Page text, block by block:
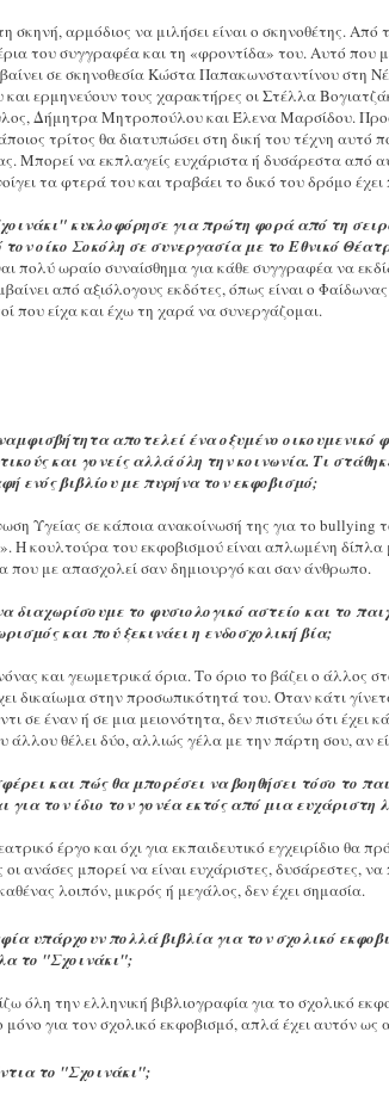
σκηνή, αρμόδιος να μιλήσει είναι ο σκηνοθέτης. Από
του συγγραφέα και τη «φροντίδα» του. Αυτό που
σε σκηνοθεσία Κώστα Παπακωνσταντίνου στη
και ερμηνεύουν τους χαρακτήρες οι Στέλλα
Δήμητρα Μητροπούλου και Έλενα Μαρσίδου.
τρίτος θα διατυπώσει στη δική του τέχνη
Μπορεί να εκπλαγείς ευχάριστα ή δυσάρεστα από
τα φτερά του και τραβάει το δικό του δρόμο
κυκλοφόρησε για πρώτη φορά από τη
οίκο Σοκόλη σε συνεργασία με το Εθνικό
πολύ ωραίο συναίσθημα για κάθε συγγραφέα να
από αξιόλογους εκδότες, όπως είναι ο
που είχα και έχω τη χαρά να συνεργάζομαι.
αποτελεί ένα οξυμένο οικουμενικό
και γονείς αλλά όλη την κοινωνία. Τι
ενός βιβλίου με πυρήνα τον εκφοβισμό;
Υγείας σε κάποια ανακοίνωσή της για το bullying
Η κουλτούρα του εκφοβισμού είναι απλωμένη δίπλα
που με απασχολεί σαν δημιουργό και σαν άνθρωπο.
διαχωρίσουμε το φυσιολογικό αστείο και το
και πού ξεκινάει η ενδοσχολική βία;
και γεωμετρικά όρια. Το όριο το βάζει ο άλλος
δικαίωμα στην προσωπικότητά του. Όταν κάτι
σε έναν ή σε μια μειονότητα, δεν πιστεύω ότι έχει
άλλου θέλει δύο, αλλιώς γέλα με την πάρτη σου, αν
και πώς θα μπορέσει να βοηθήσει τόσο το
για τον ίδιο τον γονέα εκτός από μια ευχάριστη
έργο και όχι για εκπαιδευτικό εγχειρίδιο θα
ανάσες μπορεί να είναι ευχάριστες, δυσάρεστες,
λοιπόν, μικρός ή μεγάλος, δεν έχει σημασία.
υπάρχουν πολλά βιβλία για τον σχολικό
το "Σχοινάκι";
όλη την ελληνική βιβλιογραφία για το σχολικό
μόνο για τον σχολικό εκφοβισμό, απλά έχει αυτόν ως
το "Σχοινάκι";